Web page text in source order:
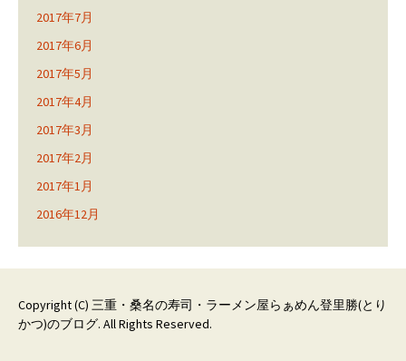
2017年7月
2017年6月
2017年5月
2017年4月
2017年3月
2017年2月
2017年1月
2016年12月
Copyright (C) 三重・桑名の寿司・ラーメン屋らぁめん登里勝(とり
かつ)のブログ. All Rights Reserved.